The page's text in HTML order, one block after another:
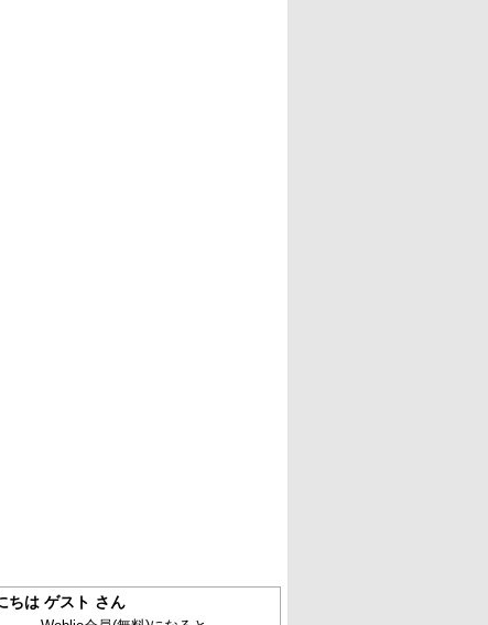
ちは ゲスト さん